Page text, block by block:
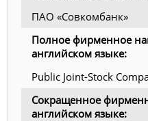
ПАО «Совкомбанк»
Полное фирменное
английском языке:
Public Joint-Stock
Сокращенное
английском языке: